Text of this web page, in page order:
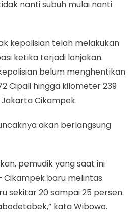
nanti subuh mulai nanti
kepolisian telah melakukan
ketika terjadi lonjakan.
belum menghentikan
Cipali hingga kilometer 239
Cikampek.
akan berlangsung
pemudik yang saat ini
Cikampek baru melintas
sekitar 20 sampai 25 persen.
kata Wibowo.